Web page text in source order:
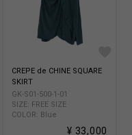
CREPE de CHINE SQUARE
SKIRT
GK-S01-500-1-01
SIZE: FREE SIZE
COLOR: Blue
¥ 33,000